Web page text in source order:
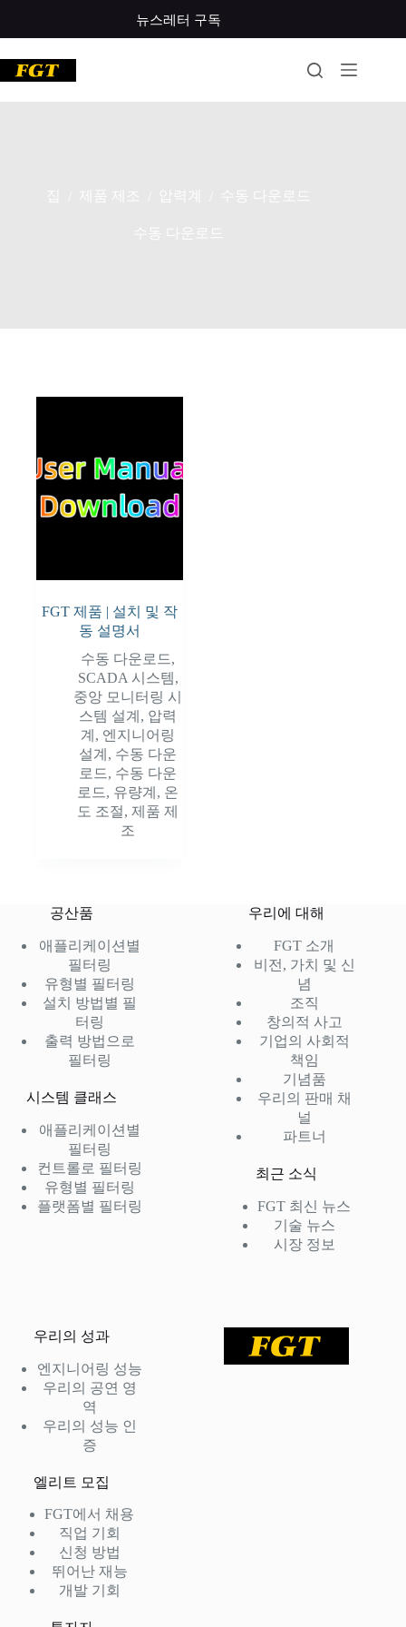
건
뉴스레터 구독
FGT 제품 | 설치 및 작
동 설명서
수동 다운로드,
SCADA 시스템,
중앙 모니터링 시
스템 설계 , 압력
계 , 엔지니어링
설계 , 수동 다운
로드, 수동 다운
로드, 유량계 , 온
도 조절,제품 제
조
공산품
애플리케이션별
필터링
유형별 필터링
설치 방법별 필
터링
출력 방법으로
필터링
시스템 클래스
애플리케이션별
필터링
컨트롤로 필터링
유형별 필터링
플랫폼별 필터링
우리에 대해
FGT 소개
비전, 가치 및 신
념
조직
창의적 사고
기업의 사회적
책임
기념품
우리의 판매 채
널
파트너
최근 소식
FGT 최신 뉴스
기술 뉴스
시장 정보
우리의 성과
엔지니어링 성능
우리의 공연 영
역
우리의 성능 인
증
엘리트 모집
FGT에서 채용
직업 기회
신청 방법
뛰어난 재능
개발 기회